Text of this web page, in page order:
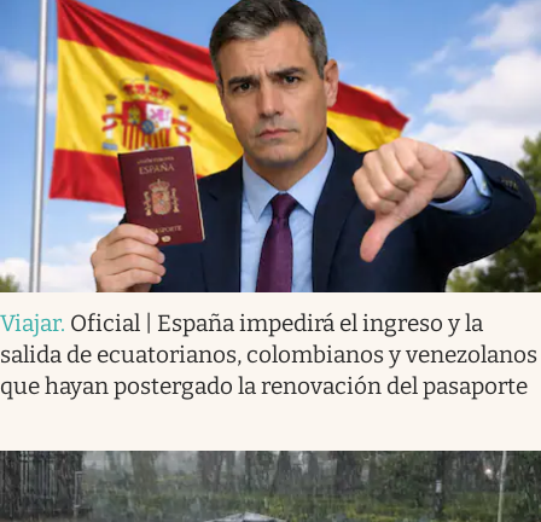
Viajar. Oficial | España impedirá el ingreso y la
salida de ecuatorianos, colombianos y venezolanos
que hayan postergado la renovación del pasaporte